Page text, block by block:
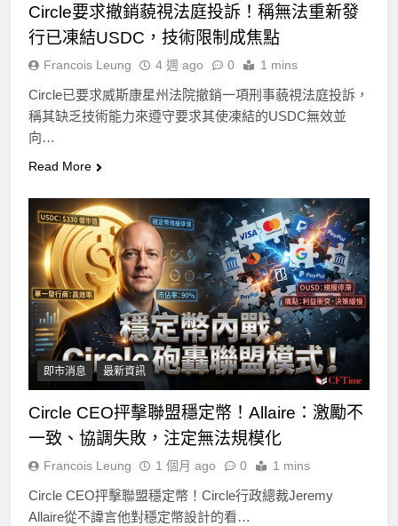
Circle要求撤銷藐視法庭投訴！稱無法重新發
行已凍結USDC，技術限制成焦點
Francois Leung 4 週 ago 0 1 mins
Circle已要求威斯康星州法院撤銷一項刑事藐視法庭投訴，
稱其缺乏技術能力來遵守要求其使凍結的USDC無效並
向…
Read More
即市消息 最新資訊
Circle CEO抨擊聯盟穩定幣！Allaire：激勵不
一致、協調失敗，注定無法規模化
Francois Leung 1 個月 ago 0 1 mins
Circle CEO抨擊聯盟穩定幣！Circle行政總裁Jeremy
Allaire從不諱言他對穩定幣設計的看…